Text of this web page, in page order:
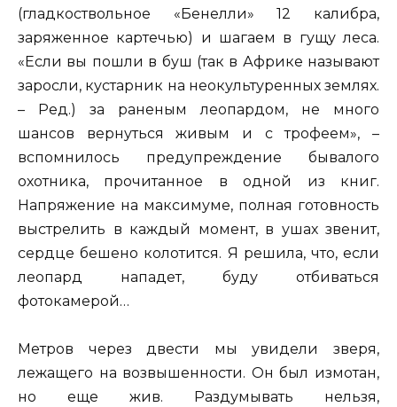
(гладкоствольное «Бенелли» 12 калибра,
заряженное картечью) и шагаем в гущу леса.
«Если вы пошли в буш (так в Африке называют
заросли, кустарник на неокультуренных землях.
– Ред.) за раненым леопардом, не много
шансов вернуться живым и с трофеем», –
вспомнилось предупреждение бывалого
охотника, прочитанное в одной из книг.
Напряжение на максимуме, полная готовность
выстрелить в каждый момент, в ушах звенит,
сердце бешено колотится. Я решила, что, если
леопард нападет, буду отбиваться
фотокамерой…
Метров через двести мы увидели зверя,
лежащего на возвышенности. Он был измотан,
но еще жив. Раздумывать нельзя,